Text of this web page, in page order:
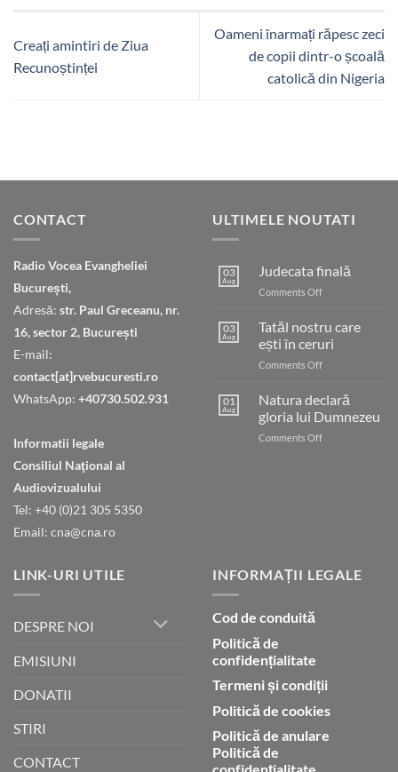
Creați amintiri de Ziua
Recunoștinței
Oameni înarmați răpesc zeci
de copii dintr-o școală
catolică din Nigeria
CONTACT
Radio Vocea Evangheliei
București,
Adresă: str. Paul Greceanu, nr.
16, sector 2, București
E-mail:
contact[at]rvebucuresti.ro
WhatsApp: +40730.502.931
Informatii legale
Consiliul Naţional al
Audiovizualului
Tel: +40 (0)21 305 5350
Email: cna@cna.ro
ULTIMELE NOUTATI
03
Aug
Judecata finală
Comments Offon
03
Aug
Tatăl nostru care
ești în ceruri
Comments Offon
nostru
care
ești
în
01
Aug
Natura declară
gloria lui Dumnezeu
Comments Offon
LINK-URI UTILE
DESPRE NOI
EMISIUNI
DONATII
STIRI
CONTACT
INFORMAȚII LEGALE
Cod de conduită
Politică de
confidențialitate
Termeni și condiții
Politică de cookies
Politică de anulare
Politică de